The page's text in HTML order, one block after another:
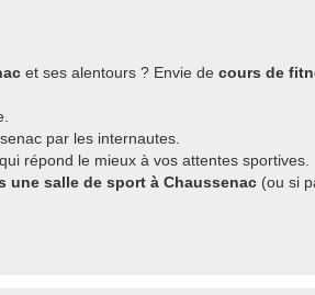
et ses alentours ? Envie de cours de
par les internautes.
répond le mieux à vos attentes sportives.
une salle de sport à Chaussenac (ou si